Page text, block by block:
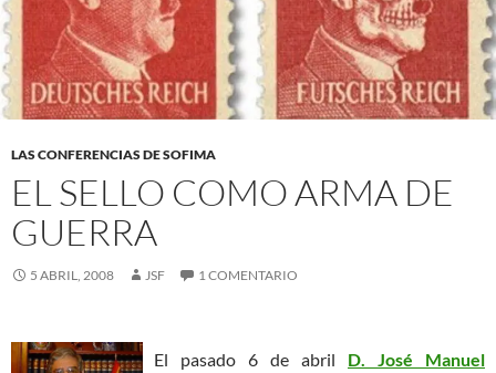
LAS CONFERENCIAS DE SOFIMA
EL SELLO COMO ARMA DE
GUERRA
5 ABRIL, 2008 JSF 1 COMENTARIO
El pasado 6 de abril D. José Manuel